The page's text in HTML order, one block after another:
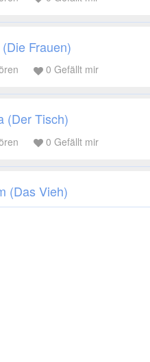
Frauen)
0 Gefällt mir
(Der Tisch)
0 Gefällt mir
(Das Vieh)